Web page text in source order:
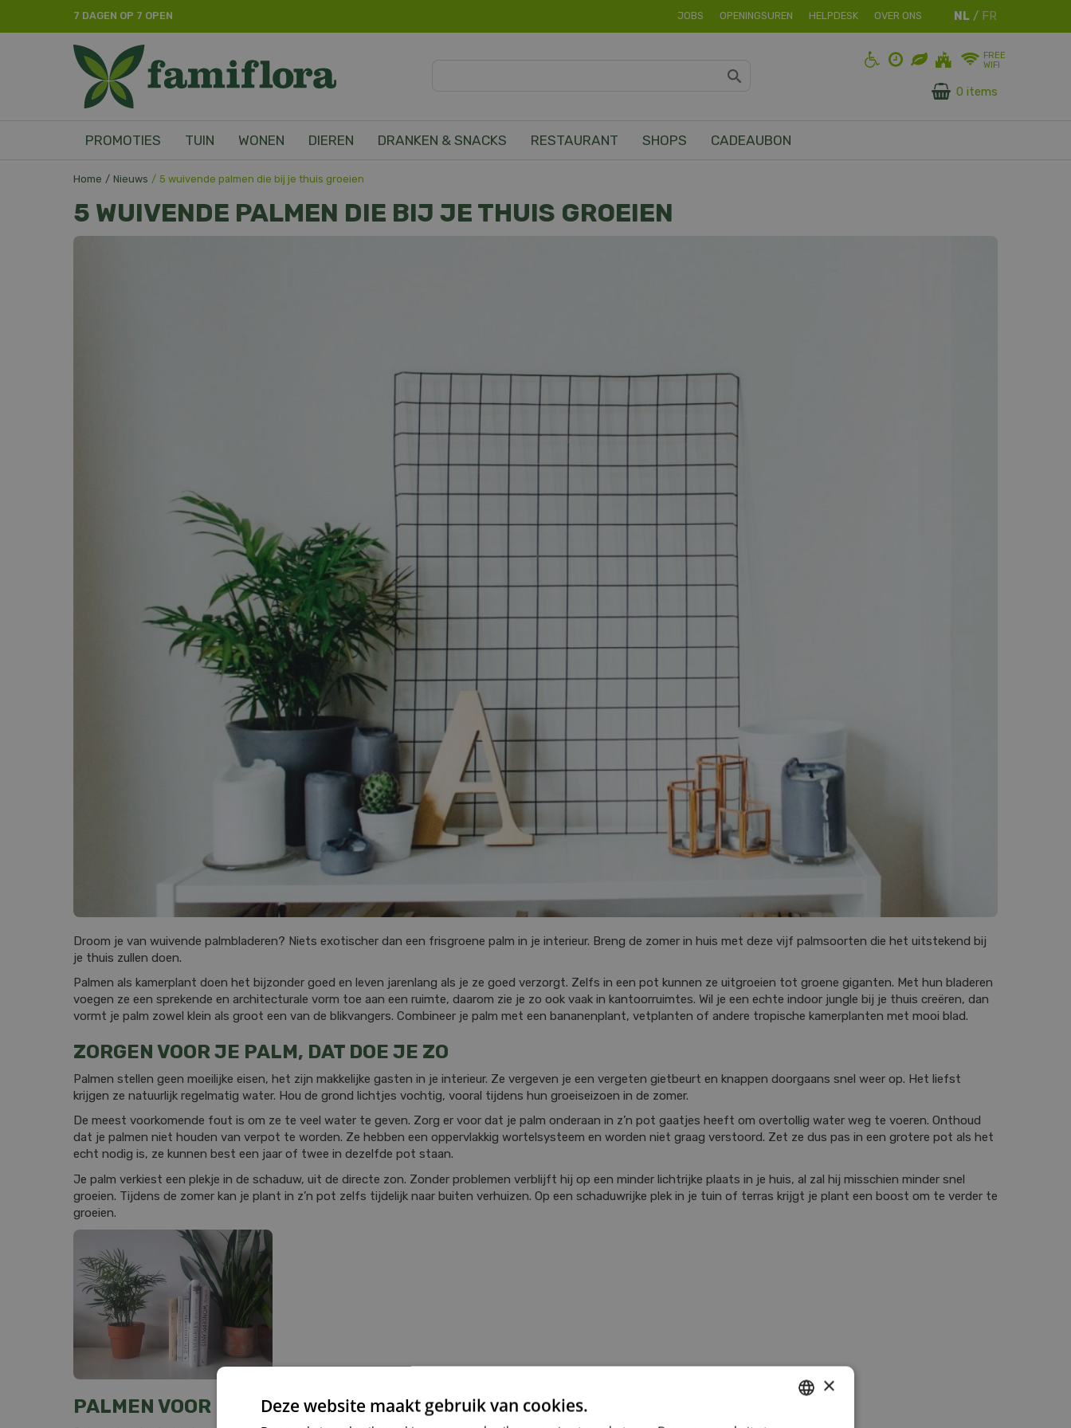
Home Nieuws 5 wuivende palmen die bij je thuis groeien
7 DAGEN OP 7 OPEN JOBS OPENINGSUREN HELPDESK OVER ONS
FREE
WIFI
0 items
PROMOTIES TUIN WONEN DIEREN DRANKEN & SNACKS RESTAURANT SHOPS CADEAUBON
5 WUIVENDE PALMEN DIE BIJ JE THUIS GROEIEN
Droom je van wuivende palmbladeren? Niets exotischer dan een frisgroene palm in je interieur. Breng de zomer in huis met deze vijf palmsoorten die het uitstekend bij
je thuis zullen doen.
Palmen als kamerplant doen het bijzonder goed en leven jarenlang als je ze goed verzorgt. Zelfs in een pot kunnen ze uitgroeien tot groene giganten. Met hun bladeren
voegen ze een sprekende en architecturale vorm toe aan een ruimte, daarom zie je zo ook vaak in kantoorruimtes. Wil je een echte indoor jungle bij je thuis creëren, dan
vormt je palm zowel klein als groot een van de blikvangers. Combineer je palm met een bananenplant, vetplanten of andere tropische kamerplanten met mooi blad.
ZORGEN VOOR JE PALM, DAT DOE JE ZO
Palmen stellen geen moeilijke eisen, het zijn makkelijke gasten in je interieur. Ze vergeven je een vergeten gietbeurt en knappen doorgaans snel weer op. Het liefst
krijgen ze natuurlijk regelmatig water. Hou de grond lichtjes vochtig, vooral tijdens hun groeiseizoen in de zomer.
De meest voorkomende fout is om ze te veel water te geven. Zorg er voor dat je palm onderaan in z’n pot gaatjes heeft om overtollig water weg te voeren. Onthoud
dat je palmen niet houden van verpot te worden. Ze hebben een oppervlakkig wortelsysteem en worden niet graag verstoord. Zet ze dus pas in een grotere pot als het
echt nodig is, ze kunnen best een jaar of twee in dezelfde pot staan.
Je palm verkiest een plekje in de schaduw, uit de directe zon. Zonder problemen verblijft hij op een minder lichtrijke plaats in je huis, al zal hij misschien minder snel
groeien. Tijdens de zomer kan je plant in z’n pot zelfs tijdelijk naar buiten verhuizen. Op een schaduwrijke plek in je tuin of terras krijgt je plant een boost om te verder te
groeien.
PALMEN VOOR BIJ JE THUIS
×
Deze website maakt gebruik van cookies.